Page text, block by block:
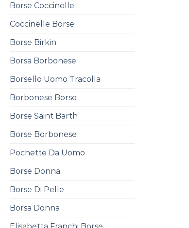
Borse Coccinelle
Coccinelle Borse
Borse Birkin
Borsa Borbonese
Borsello Uomo Tracolla
Borbonese Borse
Borse Saint Barth
Borse Borbonese
Pochette Da Uomo
Borse Donna
Borse Di Pelle
Borsa Donna